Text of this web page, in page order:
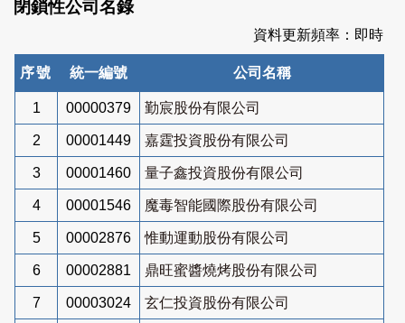
閉鎖性公司名錄
資料更新頻率：即時
序號 統一編號 公司名稱
1 00000379 勤宸股份有限公司
2 00001449 嘉霆投資股份有限公司
3 00001460 量子鑫投資股份有限公司
4 00001546 魔毒智能國際股份有限公司
5 00002876 惟動運動股份有限公司
6 00002881 鼎旺蜜醬燒烤股份有限公司
7 00003024 玄仁投資股份有限公司